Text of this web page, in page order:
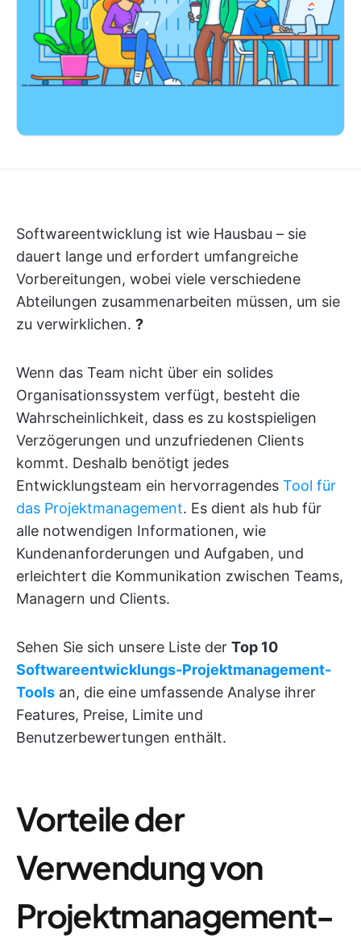
Softwareentwicklung ist wie Hausbau – sie
dauert lange und erfordert umfangreiche
Vorbereitungen, wobei viele verschiedene
Abteilungen zusammenarbeiten müssen, um sie
zu verwirklichen. ?️
Wenn das Team nicht über ein solides
Organisationssystem verfügt, besteht die
Wahrscheinlichkeit, dass es zu kostspieligen
Verzögerungen und unzufriedenen Clients
kommt. Deshalb benötigt jedes
Entwicklungsteam ein hervorragendes Tool für
das Projektmanagement. Es dient als hub für
alle notwendigen Informationen, wie
Kundenanforderungen und Aufgaben, und
erleichtert die Kommunikation zwischen Teams,
Managern und Clients.
Sehen Sie sich unsere Liste der Top 10
Softwareentwicklungs-Projektmanagement-
Tools an, die eine umfassende Analyse ihrer
Features, Preise, Limite und
Benutzerbewertungen enthält.
Vorteile der
Verwendung von
Projektmanagement-